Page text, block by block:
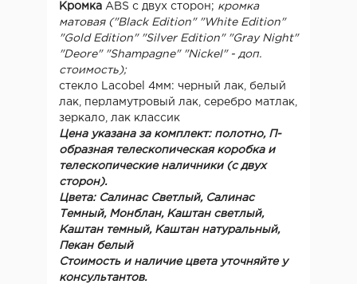
Кромка ABS с двух сторон; кромка
матовая ("Black Edition" "White Edition"
"Gold Edition" "Silver Edition" "Gray Night"
"Deore" "Shampagne" "Nickel" - доп.
стоимость);
стекло Lacobel 4мм: черный лак, белый
лак, перламутровый лак, серебро матлак,
зеркало, лак классик
Цена указана за комплект: полотно, П-
образная телескопическая коробка и
телескопические наличники (с двух
сторон).
Цвета: Салинас Светлый, Салинас
Темный, Монблан, Каштан светлый,
Каштан темный, Каштан натуральный,
Пекан белый
Стоимость и наличие цвета уточняйте у
консультантов.